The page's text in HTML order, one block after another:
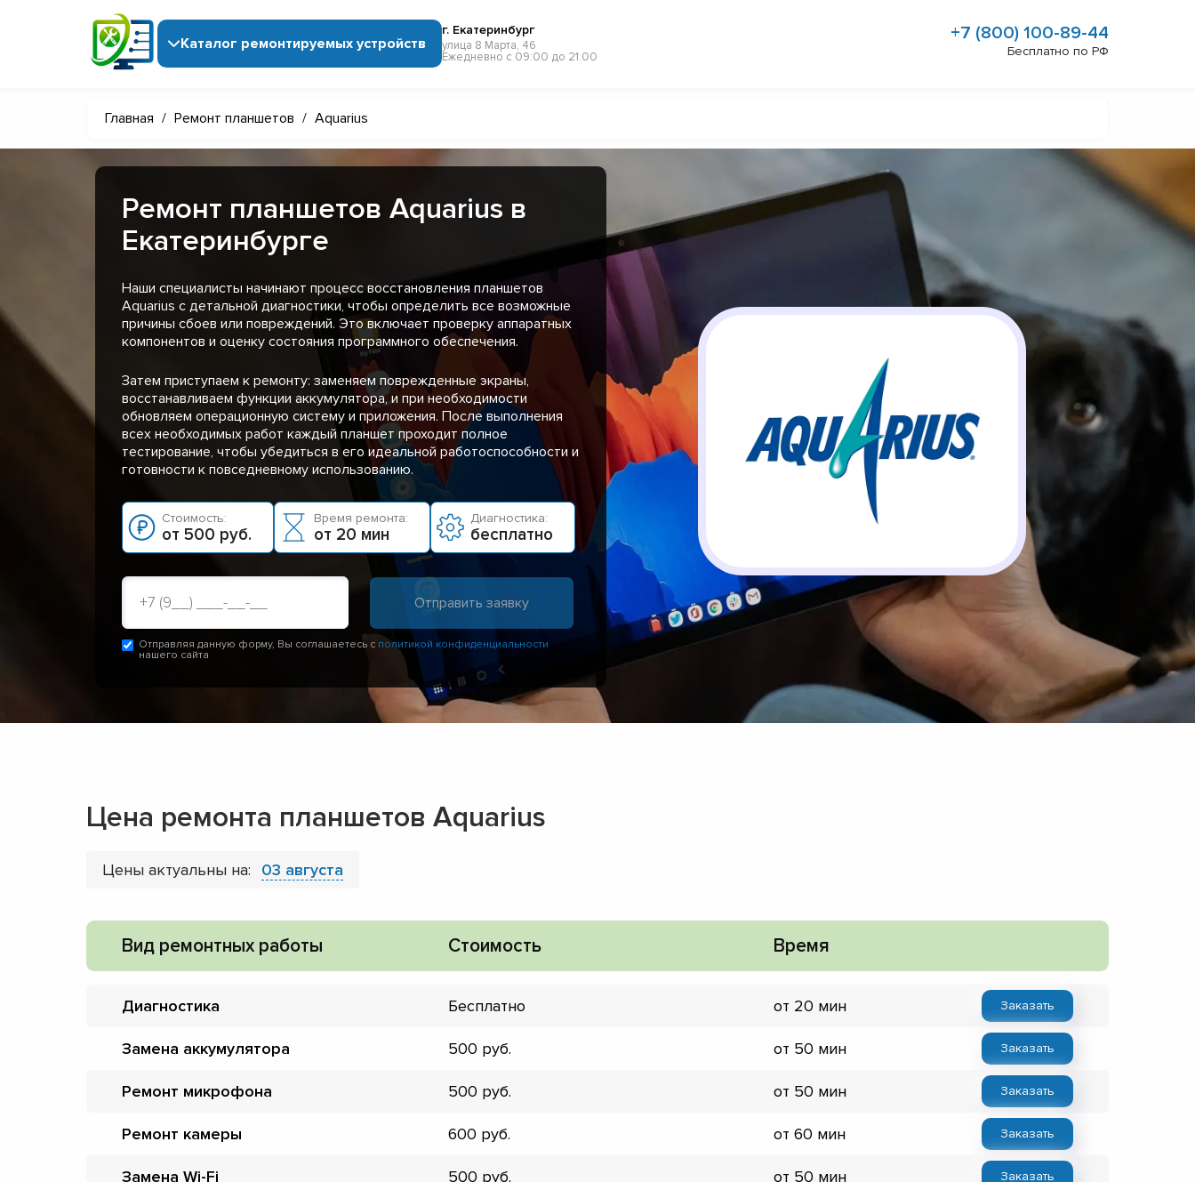
Каталог ремонтируемых устройств
г. Екатеринбург
улица 8 Марта, 46
Ежедневно с 09:00 до 21:00
+7 (800) 100-89-44
Бесплатно по РФ
Главная / Ремонт планшетов / Aquarius
Ремонт планшетов Aquarius в
Екатеринбурге
Наши специалисты начинают процесс восстановления планшетов
Aquarius с детальной диагностики, чтобы определить все возможные
причины сбоев или повреждений. Это включает проверку аппаратных
компонентов и оценку состояния программного обеспечения.
Затем приступаем к ремонту: заменяем поврежденные экраны,
восстанавливаем функции аккумулятора, и при необходимости
обновляем операционную систему и приложения. После выполнения
всех необходимых работ каждый планшет проходит полное
тестирование, чтобы убедиться в его идеальной работоспособности и
готовности к повседневному использованию.
Стоимость:
от 500 руб.
Время ремонта:
от 20 мин
Диагностика:
бесплатно
Отправляя данную форму, Вы соглашаетесь с политикой конфиденциальности
нашего сайта
Цена ремонта планшетов Aquarius
Цены актуальны на: 03 августа
Вид ремонтных работы Стоимость Время
Диагностика Бесплатно от 20 мин Заказать
Замена аккумулятора 500 от 50 мин Заказать
Ремонт микрофона 500 от 50 мин Заказать
Ремонт камеры 600 от 60 мин Заказать
Замена Wi-Fi 500 от 50 мин Заказать